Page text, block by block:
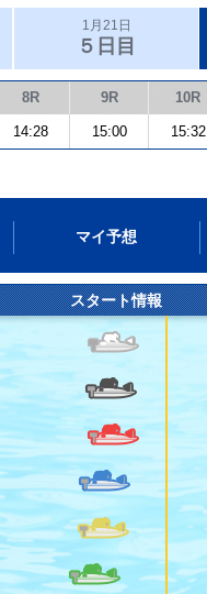
1月21日
５日目
8R 9R 10R
14:28 15:00 15:32
マイ予想
スタート情報